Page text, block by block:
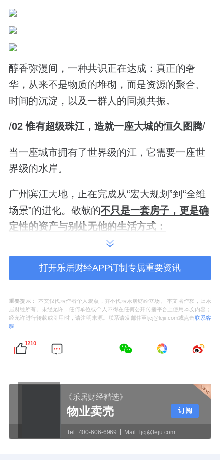
醇香弥漫间，一种共识正在达成：真正的奢
华，从来不是物质的堆砌，而是资源的聚合、
时间的沉淀，以及一群人的同频共振。
/02惟有超级珠江，造就一座大城的恒久图腾/
当一座城市拥有了世界级的江，它需要一座世
界级的水岸。
广州滨江天地，正在完成从“宏大规划”到“全维
场景”的进化。敬献的不只是一套房子，更是确
定性的资产与别处无他的生活方式：
广州站而来，于船台1914展开建筑与江水
四月，全球第 12家/中国首家雅诗阁优选服务公
寓开业，将国际旅居美学化为日常背景。
五月，中国大陆首家茑屋
选书空间与广州首个
时空联袂登场。
下半年，船台1914商业全景启幕，
更多活力、
松弛、艺术、文化创意空间将汇聚于此。
打开乐居财经APP订制专属重要资讯
重要提示：
本文仅代表作者个人观点，并不代表乐居财经立场。 本文著作权，归乐
居财经所有。未经允许，任何单位或个人不得在任何公开传播平台上使用本文内容；
经允许进行转载或引用时，请注明来源。联系请发邮件至ljcj@leju.com或点击联系客
服
1210
《乐居财经精选》
物业卖壳
Tel: 400-606-6969 Mail: ljcj@leju.com
订阅